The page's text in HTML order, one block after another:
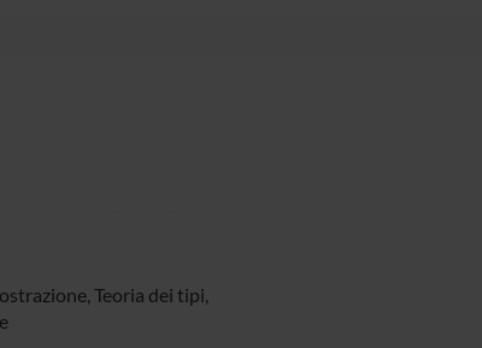
Teoria dei tipi,